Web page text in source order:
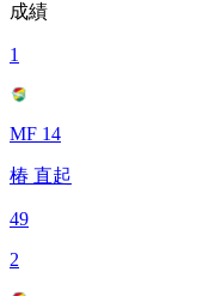
成績
1
MF 14
椿 直起
49
2